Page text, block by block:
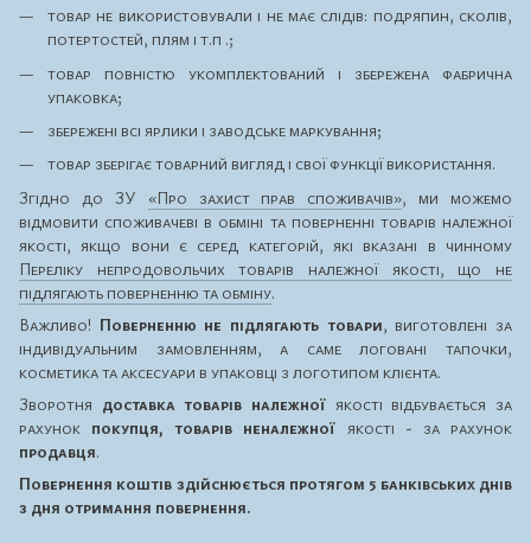
товар не використовували і не має слідів: подряпин, сколів,
потертостей, плям і т.п .;
товар повністю укомплектований і збережена фабрична
упаковка;
збережені всі ярлики і заводське маркування;
товар зберігає товарний вигляд і свої функції використання.
Згідно до ЗУ «Про захист прав споживачів», ми можемо
відмовити споживачеві в обміні та поверненні товарів належної
якості, якщо вони є серед категорій, які вказані в чинному
Переліку непродовольчих товарів належної якості, що не
підлягають поверненню та обміну.
Важливо! Поверненню не підлягають товари, виготовлені за
індивідуальним замовленням, а саме логовані тапочки,
косметика та аксесуари в упаковці з логотипом клієнта.
Зворотня доставка товарів належної якості відбувається за
рахунок покупця, товарів неналежної якості - за рахунок
продавця.
Повернення коштів здійснюється протягом 5 банківських днів
з дня отримання повернення.